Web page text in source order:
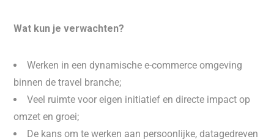
Wat kun je verwachten?
Werken in een dynamische e-commerce omgeving
binnen de travel branche;
Veel ruimte voor eigen initiatief en directe impact op
omzet en groei;
De kans om te werken aan persoonlijke, datagedreven